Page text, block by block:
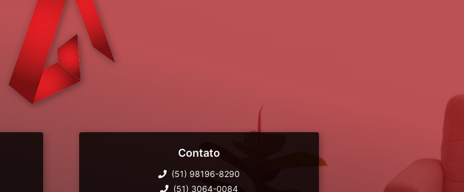
Contato
(51) 98196-8290
(51) 3064-0084